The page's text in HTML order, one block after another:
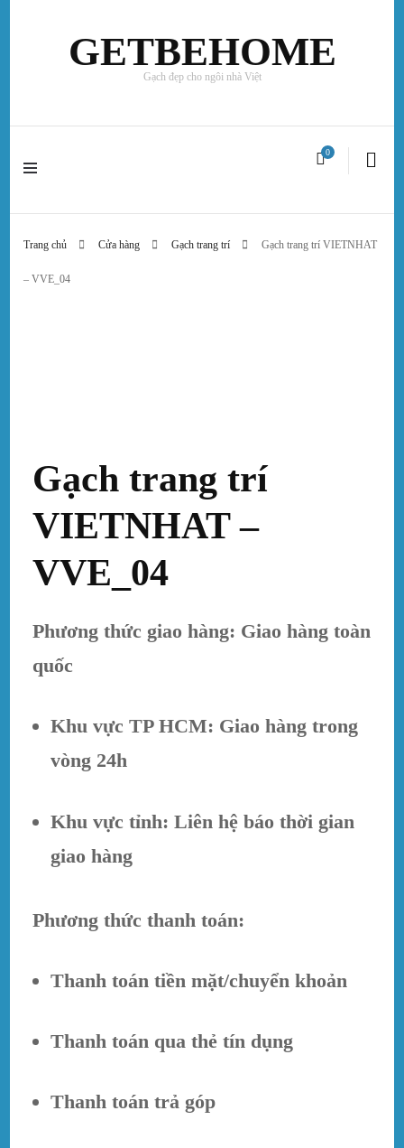
GETBEHOME
Gạch đẹp cho ngôi nhà Việt
0
Trang chủ Cửa hàng Gạch trang trí Gạch trang trí VIETNHAT
– VVE_04
Gạch trang trí
VIETNHAT –
VVE_04
Phương thức giao hàng: Giao hàng toàn
quốc
Khu vực TP HCM: Giao hàng trong
vòng 24h
Khu vực tỉnh: Liên hệ báo thời gian
giao hàng
Phương thức thanh toán:
Thanh toán tiền mặt/chuyển khoản
Thanh toán qua thẻ tín dụng
Thanh toán trả góp